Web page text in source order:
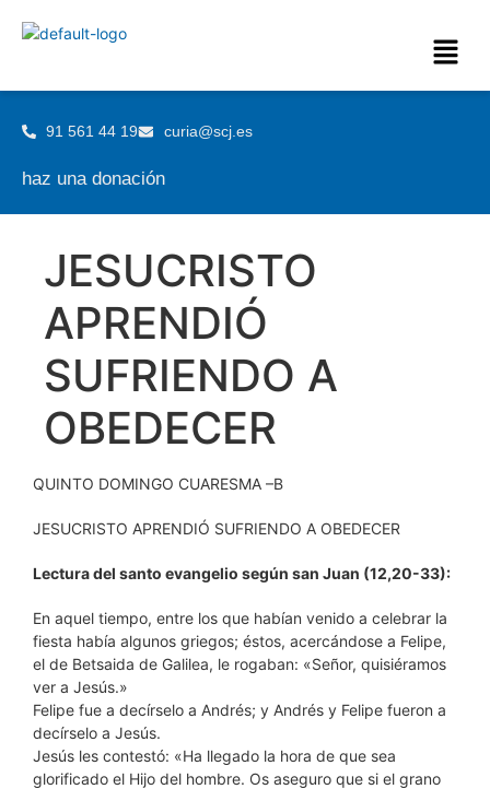
91 561 44 19 curia@scj.es
haz una donación
JESUCRISTO
APRENDIÓ
SUFRIENDO A
OBEDECER
QUINTO DOMINGO CUARESMA –B
JESUCRISTO APRENDIÓ SUFRIENDO A OBEDECER
Lectura del santo evangelio según san Juan (12,20-33):
En aquel tiempo, entre los que habían venido a celebrar la
fiesta había algunos griegos; éstos, acercándose a Felipe,
el de Betsaida de Galilea, le rogaban: «Señor, quisiéramos
ver a Jesús.»
Felipe fue a decírselo a Andrés; y Andrés y Felipe fueron a
decírselo a Jesús.
Jesús les contestó: «Ha llegado la hora de que sea
glorificado el Hijo del hombre. Os aseguro que si el grano